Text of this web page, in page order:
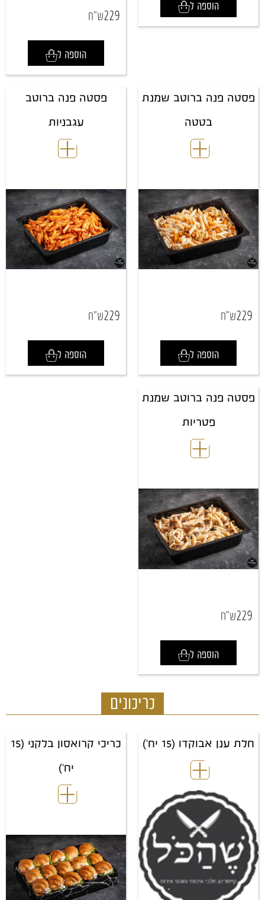
הוספה ל
229ש"ח
הוספה ל
פסטה פנה ברוטב שמנת
בטטה
229ש"ח
הוספה ל
פסטה פנה ברוטב
עגבניות
229ש"ח
הוספה ל
פסטה פנה ברוטב שמנת
פטריות
229ש"ח
הוספה ל
כריכונים
חלת ענן אבוקדו (15 יח') כריכי קרואסון בלקני (15
יח')